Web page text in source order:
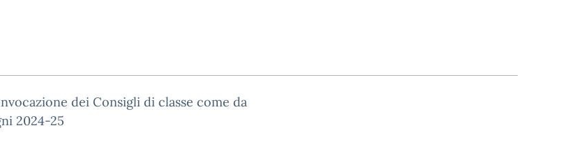
dei Consigli di classe come da
2024-25